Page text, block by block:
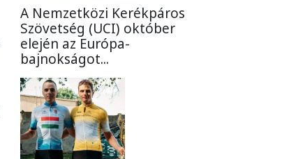
A Nemzetközi Kerékpáros
Szövetség (UCI) október
elején az Európa-
bajnokságot...